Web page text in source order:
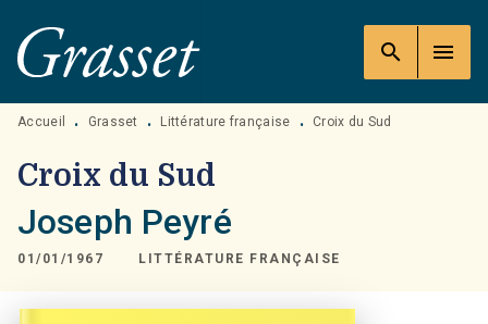
MENU RECHERCHE
PIED DE PAGE
search menu
Accueil • Grasset • Littérature française • Croix du Sud
Croix du Sud
Joseph Peyré
01/01/1967 LITTÉRATURE FRANÇAISE